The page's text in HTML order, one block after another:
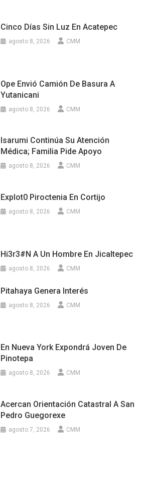
Cinco Días Sin Luz En Acatepec
agosto 8, 2026 CMM
Ope Envió Camión De Basura A
Yutanicani
agosto 8, 2026 CMM
Isarumi Continúa Su Atención
Médica; Familia Pide Apoyo
agosto 8, 2026 CMM
Explot0 Piroctenia En Cortijo
agosto 8, 2026 CMM
Hi3r3#n A Un Hombre En Jicaltepec
agosto 8, 2026 CMM
Pitahaya Genera Interés
agosto 8, 2026 CMM
En Nueva York Expondrá Joven De
Pinotepa
agosto 8, 2026 CMM
Acercan Orientación Catastral A San
Pedro Guegorexe
agosto 7, 2026 CMM